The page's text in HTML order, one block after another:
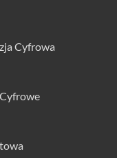
Cyfrowa